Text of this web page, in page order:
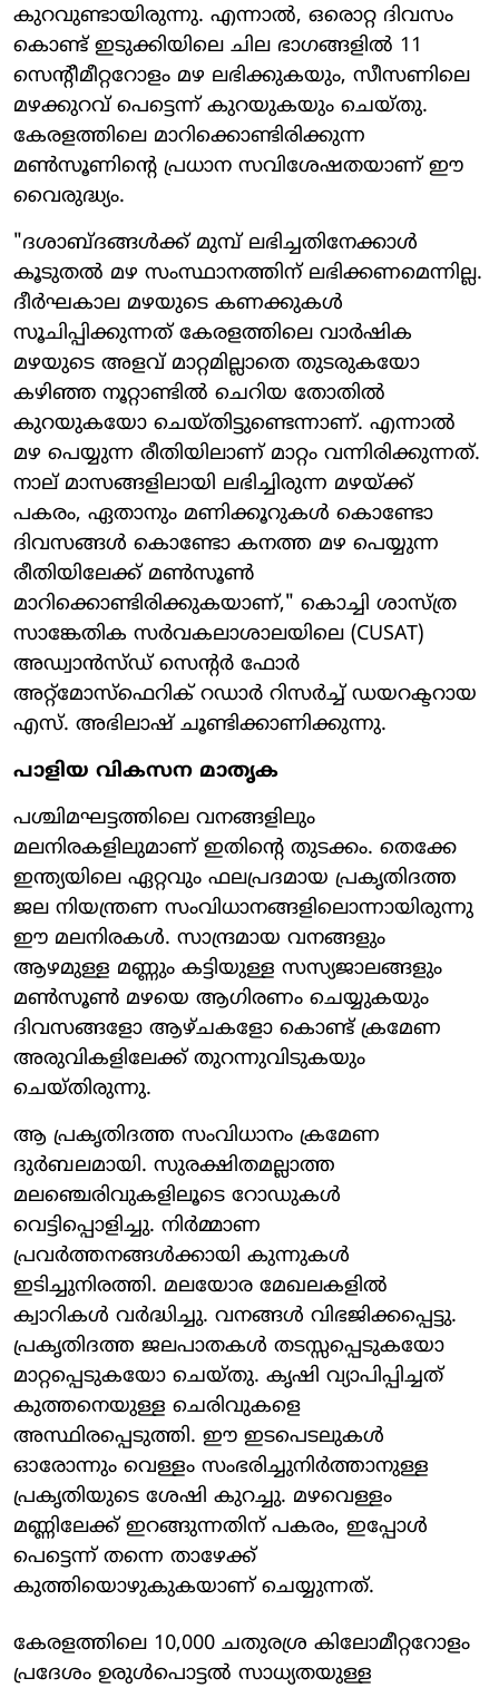
കുറവുണ്ടായിരുന്നു. എന്നാൽ, ഒരൊറ്റ ദിവസം
കൊണ്ട് ഇടുക്കിയിലെ ചില ഭാഗങ്ങളിൽ 11
സെന്റീമീറ്ററോളം മഴ ലഭിക്കുകയും, സീസണിലെ
മഴക്കുറവ് പെട്ടെന്ന് കുറയുകയും ചെയ്തു.
കേരളത്തിലെ മാറിക്കൊണ്ടിരിക്കുന്ന
മൺസൂണിന്റെ പ്രധാന സവിശേഷതയാണ് ഈ
വൈരുദ്ധ്യം.
"ദശാബ്ദങ്ങൾക്ക് മുമ്പ് ലഭിച്ചതിനേക്കാൾ
കൂടുതൽ മഴ സംസ്ഥാനത്തിന് ലഭിക്കണമെന്നില്ല.
ദീർഘകാല മഴയുടെ കണക്കുകൾ
സൂചിപ്പിക്കുന്നത് കേരളത്തിലെ വാർഷിക
മഴയുടെ അളവ് മാറ്റമില്ലാതെ തുടരുകയോ
കഴിഞ്ഞ നൂറ്റാണ്ടിൽ ചെറിയ തോതിൽ
കുറയുകയോ ചെയ്തിട്ടുണ്ടെന്നാണ്. എന്നാൽ
മഴ പെയ്യുന്ന രീതിയിലാണ് മാറ്റം വന്നിരിക്കുന്നത്.
നാല് മാസങ്ങളിലായി ലഭിച്ചിരുന്ന മഴയ്ക്ക്
പകരം, ഏതാനും മണിക്കൂറുകൾ കൊണ്ടോ
ദിവസങ്ങൾ കൊണ്ടോ കനത്ത മഴ പെയ്യുന്ന
രീതിയിലേക്ക് മൺസൂൺ
മാറിക്കൊണ്ടിരിക്കുകയാണ്," കൊച്ചി ശാസ്ത്ര
സാങ്കേതിക സർവകലാശാലയിലെ (CUSAT)
അഡ്വാൻസ്ഡ് സെന്റർ ഫോർ
അറ്റ്മോസ്ഫെറിക് റഡാർ റിസർച്ച് ഡയറക്ടറായ
എസ്. അഭിലാഷ് ചൂണ്ടിക്കാണിക്കുന്നു.
പാളിയ വികസന മാതൃക
പശ്ചിമഘട്ടത്തിലെ വനങ്ങളിലും
മലനിരകളിലുമാണ് ഇതിന്റെ തുടക്കം. തെക്കേ
ഇന്ത്യയിലെ ഏറ്റവും ഫലപ്രദമായ പ്രകൃതിദത്ത
ജല നിയന്ത്രണ സംവിധാനങ്ങളിലൊന്നായിരുന്നു
ഈ മലനിരകൾ. സാന്ദ്രമായ വനങ്ങളും
ആഴമുള്ള മണ്ണും കട്ടിയുള്ള സസ്യജാലങ്ങളും
മൺസൂൺ മഴയെ ആഗിരണം ചെയ്യുകയും
ദിവസങ്ങളോ ആഴ്ചകളോ കൊണ്ട് ക്രമേണ
അരുവികളിലേക്ക് തുറന്നുവിടുകയും
ചെയ്തിരുന്നു.
ആ പ്രകൃതിദത്ത സംവിധാനം ക്രമേണ
ദുർബലമായി. സുരക്ഷിതമല്ലാത്ത
മലഞ്ചെരിവുകളിലൂടെ റോഡുകൾ
വെട്ടിപ്പൊളിച്ചു. നിർമ്മാണ
പ്രവർത്തനങ്ങൾക്കായി കുന്നുകൾ
ഇടിച്ചുനിരത്തി. മലയോര മേഖലകളിൽ
ക്വാറികൾ വർദ്ധിച്ചു. വനങ്ങൾ വിഭജിക്കപ്പെട്ടു.
പ്രകൃതിദത്ത ജലപാതകൾ തടസ്സപ്പെടുകയോ
മാറ്റപ്പെടുകയോ ചെയ്തു. കൃഷി വ്യാപിപ്പിച്ചത്
കുത്തനെയുള്ള ചെരിവുകളെ
അസ്ഥിരപ്പെടുത്തി. ഈ ഇടപെടലുകൾ
ഓരോന്നും വെള്ളം സംഭരിച്ചുനിർത്താനുള്ള
പ്രകൃതിയുടെ ശേഷി കുറച്ചു. മഴവെള്ളം
മണ്ണിലേക്ക് ഇറങ്ങുന്നതിന് പകരം, ഇപ്പോൾ
പെട്ടെന്ന് തന്നെ താഴേക്ക്
കുത്തിയൊഴുകുകയാണ് ചെയ്യുന്നത്.
കേരളത്തിലെ 10,000 ചതുരശ്ര കിലോമീറ്ററോളം
പ്രദേശം ഉരുൾപൊട്ടൽ സാധ്യതയുള്ള